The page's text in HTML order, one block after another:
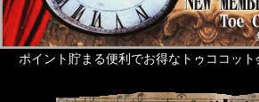
ポイント貯まる便利でお得なトゥココッ